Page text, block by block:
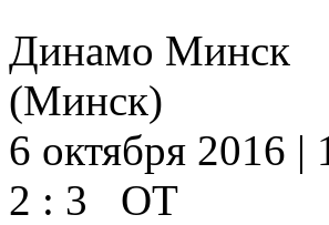
Динамо Минск
(Минск)
6 октября 2016 |
2 : 3 ОТ